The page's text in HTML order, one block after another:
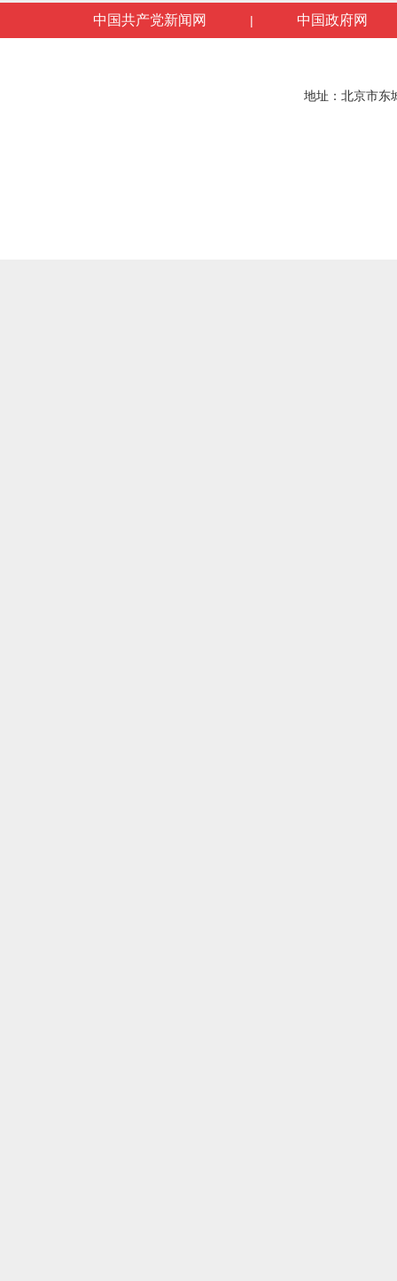
中国共产党新闻网 | 中国政府网
地址：北京市东